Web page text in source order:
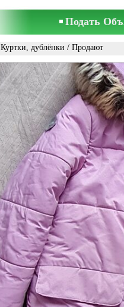
Подать
Куртки, дублёнки / Продают